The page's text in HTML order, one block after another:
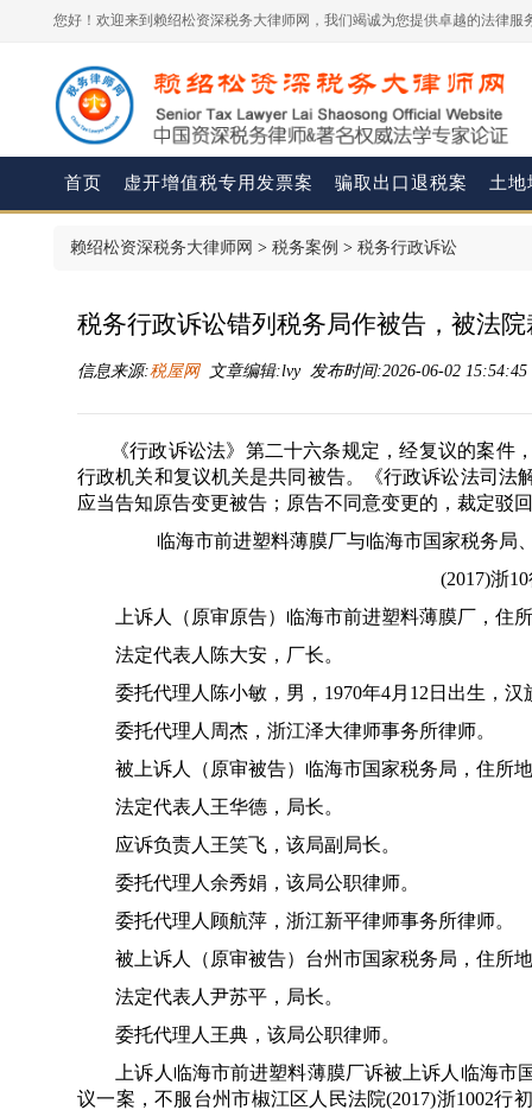
您好！欢迎来到赖绍松资深税务大律师网，我们竭诚为您提供卓越的法律服
首页 虚开增值税专用发票案 骗取出口退税案 土地
赖绍松资深税务大律师网 > 税务案例 > 税务行政诉讼
税务行政诉讼错列税务局作被告，被法
信息来源:税屋网文章编辑:lvy 发布时间:2026-06-02
《行政诉讼法》第二十六条规定，经复议的案
行政机关和复议机关是共同被告。《行政诉讼法司法
应当告知原告变更被告；原告不同意变更的，裁定驳
临海市前进塑料薄膜厂与临海市国家税务局
(2017)浙
上诉人（原审原告）临海市前进塑料薄膜厂，住
法定代表人陈大安，厂长。
委托代理人陈小敏，男，1970年4月12日出生，汉
委托代理人周杰，浙江泽大律师事务所律师。
被上诉人（原审被告）临海市国家税务局，住所地
法定代表人王华德，局长。
应诉负责人王笑飞，该局副局长。
委托代理人余秀娟，该局公职律师。
委托代理人顾航萍，浙江新平律师事务所律师。
被上诉人（原审被告）台州市国家税务局，住所地
法定代表人尹苏平，局长。
委托代理人王典，该局公职律师。
上诉人临海市前进塑料薄膜厂诉被上诉人临海市
议一案，不服台州市椒江区人民法院(2017)浙1002行